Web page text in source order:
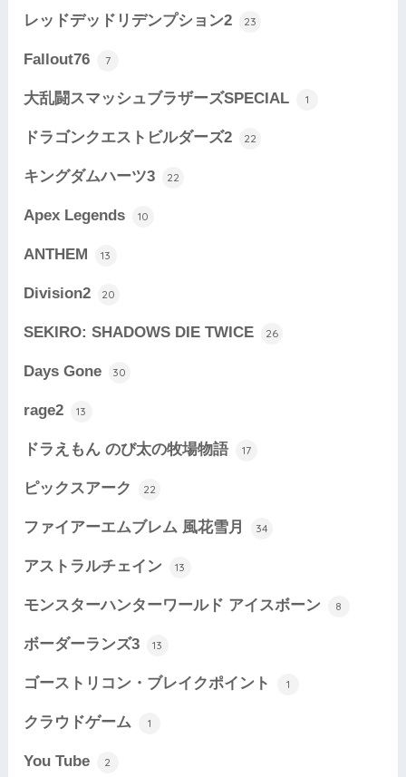
レッドデッドリデンプション2 23
Fallout76 7
大乱闘スマッシュブラザーズSPECIAL 1
ドラゴンクエストビルダーズ2 22
キングダムハーツ3 22
Apex Legends 10
ANTHEM 13
Division2 20
SEKIRO: SHADOWS DIE TWICE 26
Days Gone 30
rage2 13
ドラえもん のび太の牧場物語 17
ピックスアーク 22
ファイアーエムブレム 風花雪月 34
アストラルチェイン 13
モンスターハンターワールド アイスボーン 8
ボーダーランズ3 13
ゴーストリコン・ブレイクポイント 1
クラウドゲーム 1
You Tube 2